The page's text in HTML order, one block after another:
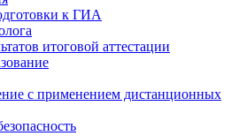
к ГИА
итоговой аттестации
с применением дистанционных